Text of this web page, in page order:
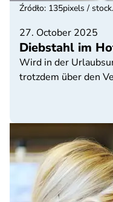
27. October 2025
Diebstahl im
Wird in der
trotzdem über den
Źródło: 135pixels /